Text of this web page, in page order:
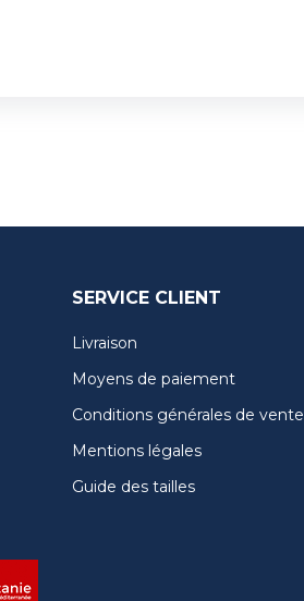
SERVICE CLIENT
Livraison
Moyens de paiement
Conditions générales de vente
Mentions légales
Guide des tailles